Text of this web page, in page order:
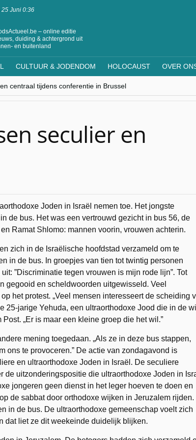
Juni 0:36
– online editie
duiding & achtergrond uit
en buitenland
CULTUUR & JODENDOM HOLOCAUST OVER
centraal tijdens conferentie in Brussel
minderheden begrijpt”, Jinnih Beels (Vooruit)
van Oost-Europa
seculier en
Joden in Israël nemen toe. Het jongste
de bus. Het was een vertrouwd gezicht in bus 56, de
Ramat Shlomo: mannen voorin, vrouwen achterin.
zich in de Israëlische hoofdstad verzameld om te
in de bus. In groepjes van tien tot twintig personen
”Discriminatie tegen vrouwen is mijn rode lijn”. Tot
gegooid en scheldwoorden uitgewisseld. Veel
het protest. „Veel mensen interesseert de scheiding
25-jarige Yehuda, een ultraorthodoxe Jood die in de
„Er is maar een kleine groep die het wil.”
mening toegedaan. „Als ze in deze bus stappen,
ons te provoceren.” De actie van zondagavond is
en ultraorthodoxe Joden in Israël. De seculiere
uitzonderingspositie die ultraorthodoxe Joden in
jongeren geen dienst in het leger hoeven te doen en
de sabbat door orthodoxe wijken in Jeruzalem rijden.
in de bus. De ultraorthodoxe gemeenschap voelt zich
dat liet ze dit weekeinde duidelijk blijken.